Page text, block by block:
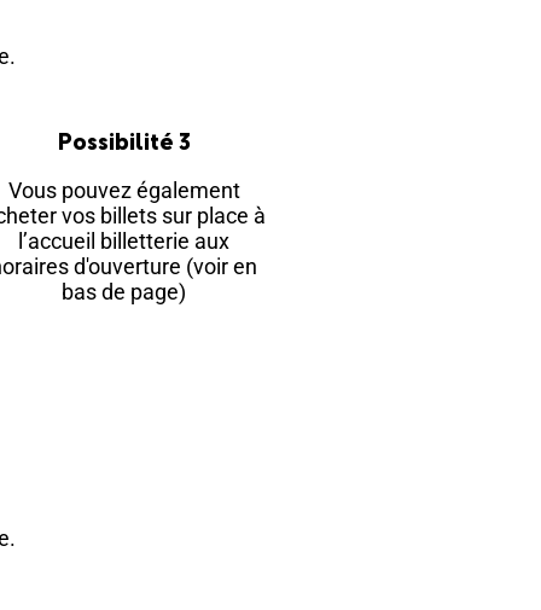
Possibilité 3
Vous pouvez également
vos billets sur place à
l’accueil billetterie aux
d'ouverture (voir en
bas de page)​